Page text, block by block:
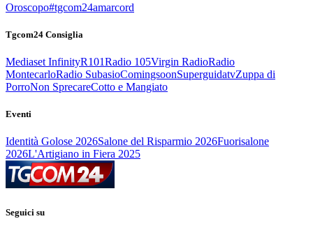
Oroscopo#tgcom24amarcord
Tgcom24 Consiglia
Mediaset InfinityR101Radio 105Virgin RadioRadio
MontecarloRadio SubasioComingsoonSuperguidatvZuppa di
PorroNon SprecareCotto e Mangiato
Eventi
Identità Golose 2026Salone del Risparmio 2026Fuorisalone
2026L'Artigiano in Fiera 2025
Seguici su